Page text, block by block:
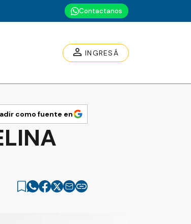
Contactanos
INGRESÁ
como fuente en